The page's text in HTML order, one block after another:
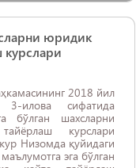
юридик
курслари
2018 йил
илова сифатида
бўлган шахсларни
курслари
Низомда қуйидаги
эга бўлган